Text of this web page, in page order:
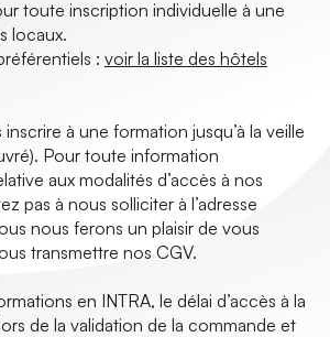
toute inscription individuelle à une
locaux.
: voir la liste des hôtels
à une formation jusqu’à la veille
Pour toute information
aux modalités d’accès à nos
pas à nous solliciter à l’adresse
nous ferons un plaisir de vous
transmettre nos CGV.
en INTRA, le délai d’accès à la
de la validation de la commande et